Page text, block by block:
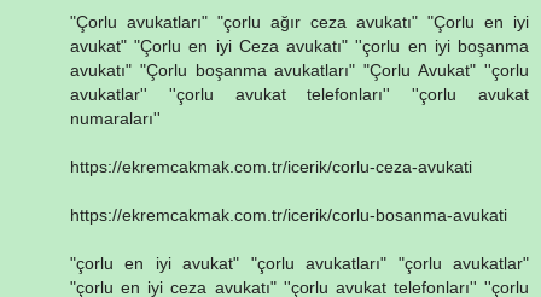
"Çorlu avukatları" "çorlu ağır ceza avukatı" "Çorlu en iyi
avukat" "Çorlu en iyi Ceza avukatı" ''çorlu en iyi boşanma
avukatı" "Çorlu boşanma avukatları" "Çorlu Avukat" ''çorlu
avukatlar'' ''çorlu avukat telefonları'' ''çorlu avukat
numaraları''
https://ekremcakmak.com.tr/icerik/corlu-ceza-avukati
https://ekremcakmak.com.tr/icerik/corlu-bosanma-avukati
"çorlu en iyi avukat" "çorlu avukatları" "çorlu avukatlar"
"çorlu en iyi ceza avukatı" ''çorlu avukat telefonları'' ''çorlu